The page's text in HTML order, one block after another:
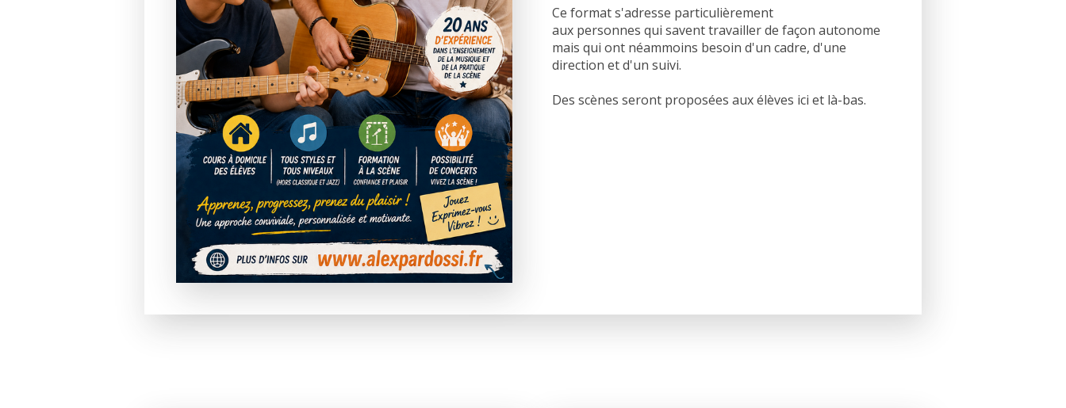
Ce format s'adresse particulièrement
aux personnes qui savent travailler de façon autonome
mais qui ont néammoins besoin d'un cadre, d'une
direction et d'un suivi.
Des scènes seront proposées aux élèves ici et là-bas.